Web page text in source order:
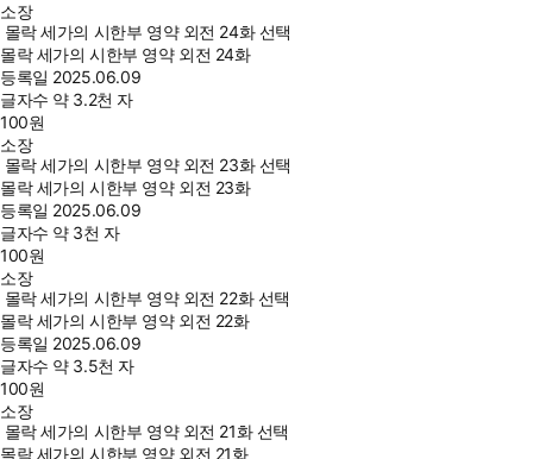
소장
몰락 세가의 시한부 영약 외전 24화 선택
몰락 세가의 시한부 영약 외전 24화
등록일 2025.06.09
글자수 약 3.2천 자
100원
소장
몰락 세가의 시한부 영약 외전 23화 선택
몰락 세가의 시한부 영약 외전 23화
등록일 2025.06.09
글자수 약 3천 자
100원
소장
몰락 세가의 시한부 영약 외전 22화 선택
몰락 세가의 시한부 영약 외전 22화
등록일 2025.06.09
글자수 약 3.5천 자
100원
소장
몰락 세가의 시한부 영약 외전 21화 선택
몰락 세가의 시한부 영약 외전 21화